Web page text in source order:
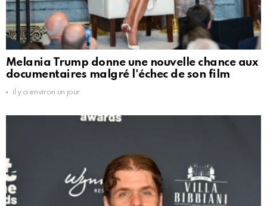
Melania Trump donne une nouvelle chance aux
documentaires malgré l'échec de son film
il y a environ un jour